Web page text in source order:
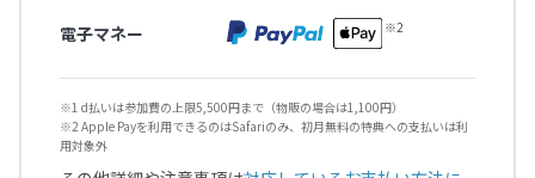
電子マネー
※1 d払いは参加費の上限5,500円まで（物販の場合は1,100円）
※2 Apple Payを利用できるのはSafariのみ、初月無料の特典への支払いは利
用対象外